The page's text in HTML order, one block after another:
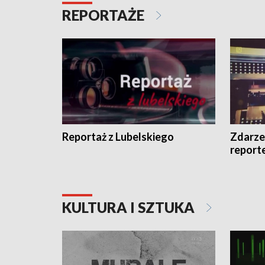
REPORTAŻE
Reportaż z Lubelskiego
KULTURA I SZTUKA